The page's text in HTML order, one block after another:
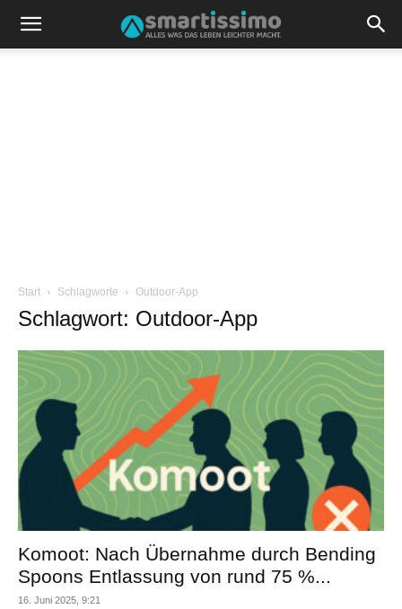
Start Schlagworte Outdoor-App
Schlagwort: Outdoor-App
Komoot: Nach Übernahme durch Bending
Spoons Entlassung von rund 75 %...
16. Juni 2025, 9:21